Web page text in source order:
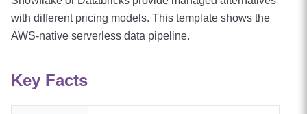
with different pricing models. This template shows the
AWS-native serverless data pipeline.
Key Facts